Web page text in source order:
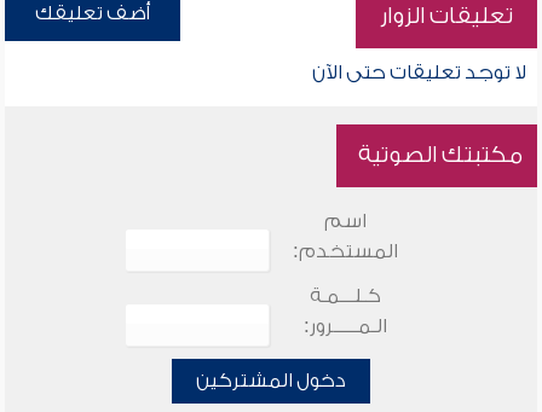
تعليقات الزوار أضف تعليقك
لا توجد تعليقات حتى الآن
مكتبتك الصوتية
اسم
المستخدم:
كـلـــمـة
الـمـــــرور:
دخول المشتركين